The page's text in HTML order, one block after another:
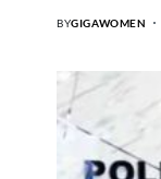
BYGIGAWOMEN